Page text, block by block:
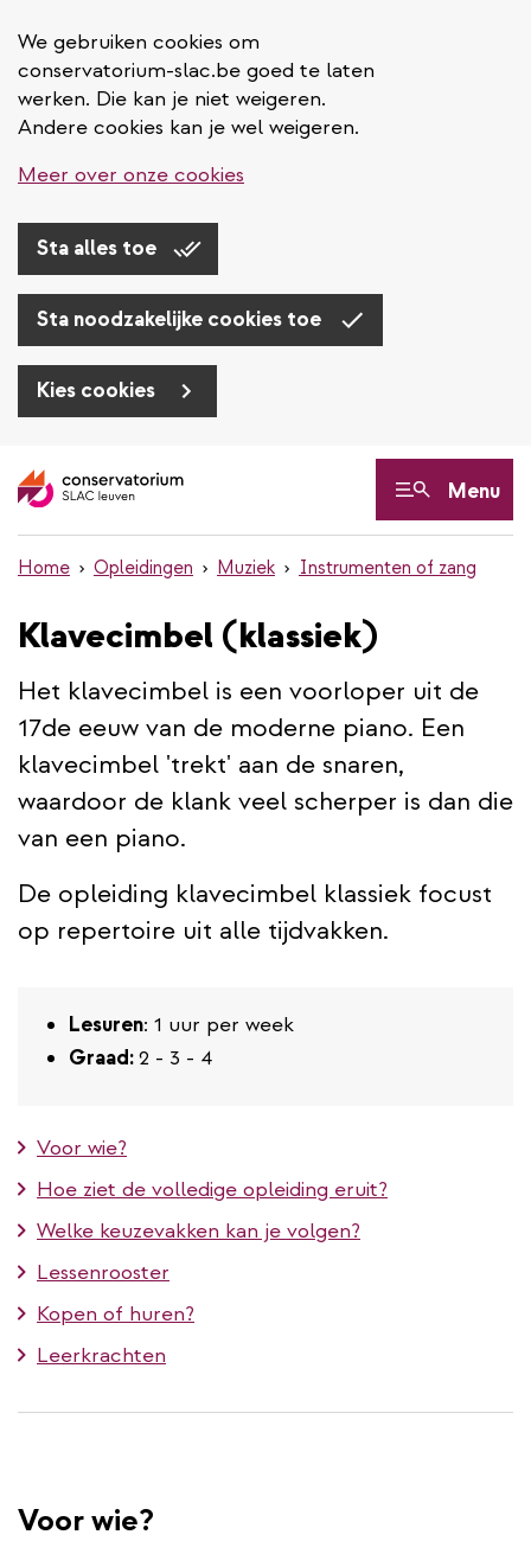
We gebruiken cookies om
conservatorium-slac.be goed te laten
werken. Die kan je niet weigeren.
Andere cookies kan je wel weigeren.
Meer over onze cookies
Sta alles toe
Sta noodzakelijke cookies toe
Kies cookies
en
inhoud
Menu
Home Opleidingen Muziek Instrumenten of zang
Klavecimbel (klassiek)
Het klavecimbel is een voorloper uit de
17de eeuw van de moderne piano. Een
klavecimbel 'trekt' aan de snaren,
waardoor de klank veel scherper is dan die
van een piano.
De opleiding klavecimbel klassiek focust
op repertoire uit alle tijdvakken.
Lesuren: 1 uur per week
Graad:2 - 3 - 4
Voor wie?
Hoe ziet de volledige opleiding eruit?
Welke keuzevakken kan je volgen?
Lessenrooster
Kopen of huren?
Leerkrachten
Voor wie?